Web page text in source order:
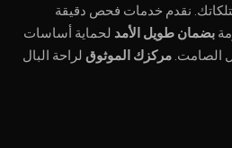
نقدم خدمات فحص دقيقة
بضمان طويل الأمد لحماية أساسات
الصامت. مركزك الموثوق لراحة البال